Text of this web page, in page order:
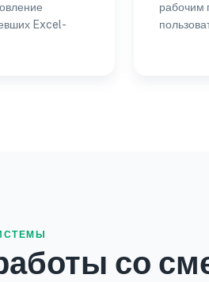
Excel-
рабочим
со